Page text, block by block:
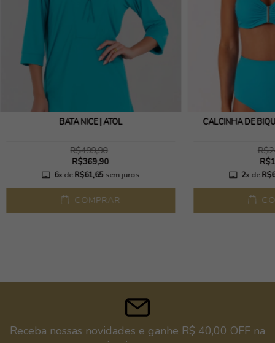
BATA NICE | ATOL
R$499,90
R$369,90
6x deR$61,65 sem juros
COMPRAR
CALCINHA DE
2x de
Receba nossas novidades e ganhe R$ 40,00 OFF na